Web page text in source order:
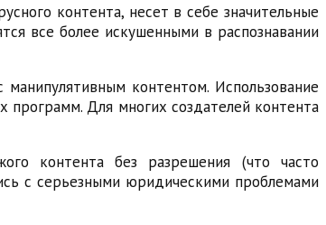
контента, несет в себе значительные
все более искушенными в распознавании
контентом. Использование
Для многих создателей контента
контента без разрешения (что часто
с серьезными юридическими проблемами